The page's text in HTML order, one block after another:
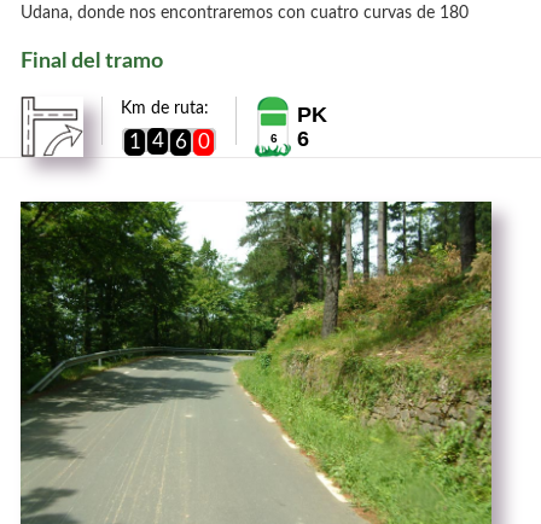
Udana, donde nos encontraremos con cuatro curvas de 180
Final del tramo
Km de ruta:
1 4 6 0 6
PK
6